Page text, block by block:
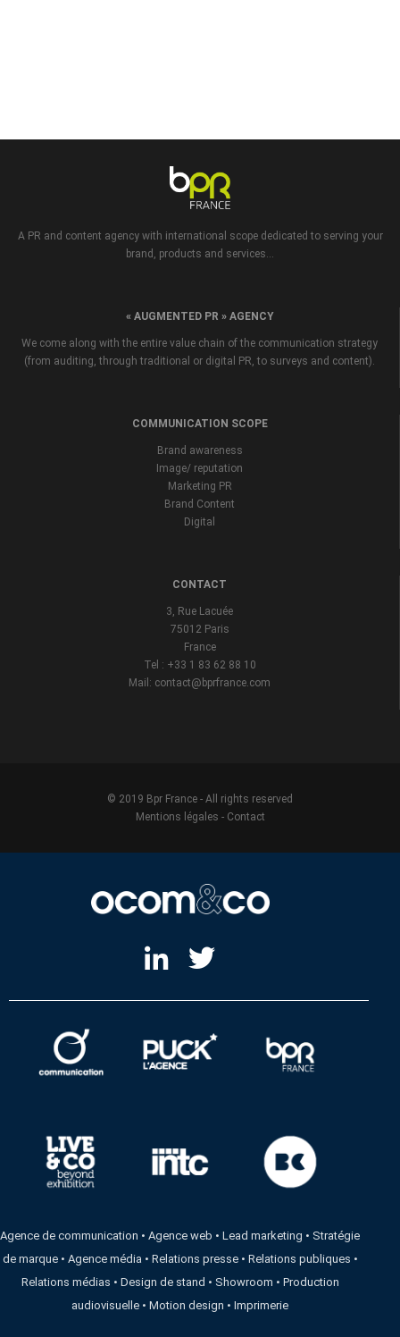
A PR and content agency with international scope dedicated to serving your
brand, products and services...
« AUGMENTED PR » AGENCY
We come along with the entire value chain of the communication strategy
(from auditing, through traditional or digital PR, to surveys and content).
COMMUNICATION SCOPE
Brand awareness
Image/ reputation
Marketing PR
Brand Content
Digital
CONTACT
3, Rue Lacuée
75012 Paris
France
Tel : +33 1 83 62 88 10
Mail: contact@bprfrance.com
© 2019 Bpr France - All rights reserved
Mentions légales - Contact
Agence de communication •Agence web •Lead marketing • Stratégie
de marque• Agence média • Relations presse• Relations publiques •
Relations médias • Design de stand • Showroom • Production
audiovisuelle •Motion design •Imprimerie